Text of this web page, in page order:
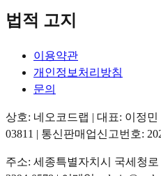
법적 고지
이용약관
개인정보처리방침
문의
상호: 네오코드랩 | 대표: 이정
03811 | 통신판매업신고번호:
주소: 세종특별자치시 국세청로